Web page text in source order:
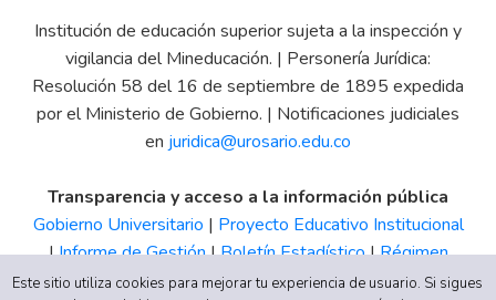
Institución de educación superior sujeta a la inspección y
vigilancia del Mineducación. | Personería Jurídica:
Resolución 58 del 16 de septiembre de 1895 expedida
por el Ministerio de Gobierno. | Notificaciones judiciales
en juridica@urosario.edu.co
Transparencia y acceso a la información pública
Gobierno Universitario | Proyecto Educativo Institucional
|Informe de Gestión|Boletín Estadístico|Régimen
Tributario|Estados Financieros |Código de Ética| Canal
Este sitio utiliza cookies para mejorar tu experiencia de usuario. Si sigues